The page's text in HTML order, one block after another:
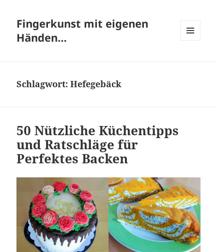
Fingerkunst mit eigenen
Händen…
Schlagwort:Hefegebäck
50 Nützliche Küchentipps
und Ratschläge für
Perfektes Backen